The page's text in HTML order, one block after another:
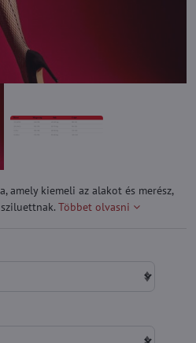
amely kiemeli az alakot és merész,
Többet olvasni